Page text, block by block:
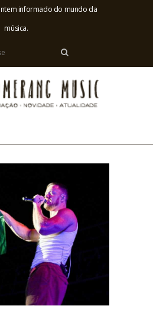
informado do mundo da
música.